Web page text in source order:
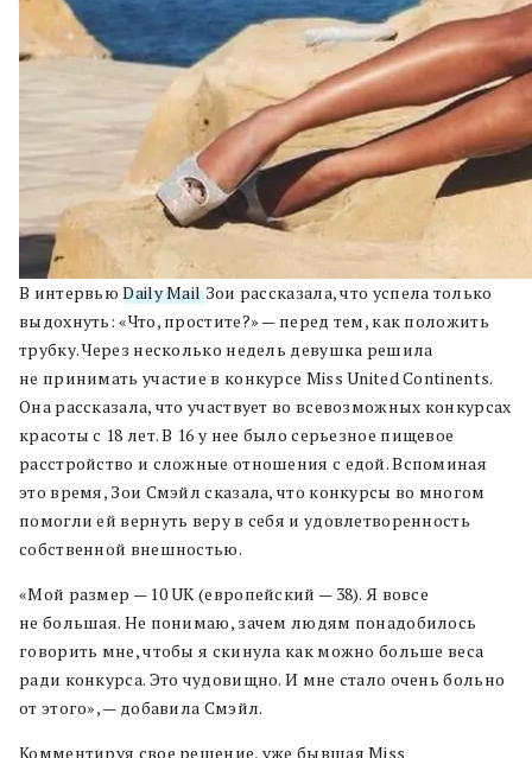
В интервьюDaily MailЗои рассказала, что успела только
выдохнуть: «Что, простите?» — перед тем, как положить
трубку. Через несколько недель девушка решила
не принимать участие в конкурсе Miss United Continents.
Она рассказала, что участвует во всевозможных конкурсах
красоты с 18 лет. В 16 у нее было серьезное пищевое
расстройство и сложные отношения с едой. Вспоминая
это время, Зои Смэйл сказала, что конкурсы во многом
помогли ей вернуть веру в себя и удовлетворенность
собственной внешностью.
«Мой размер — 10 UK (европейский — 38). Я вовсе
не большая. Не понимаю, зачем людям понадобилось
говорить мне, чтобы я скинула как можно больше веса
ради конкурса. Это чудовищно. И мне стало очень больно
от этого», — добавила Смэйл.
Комментируя свое решение, уже бывшая Miss